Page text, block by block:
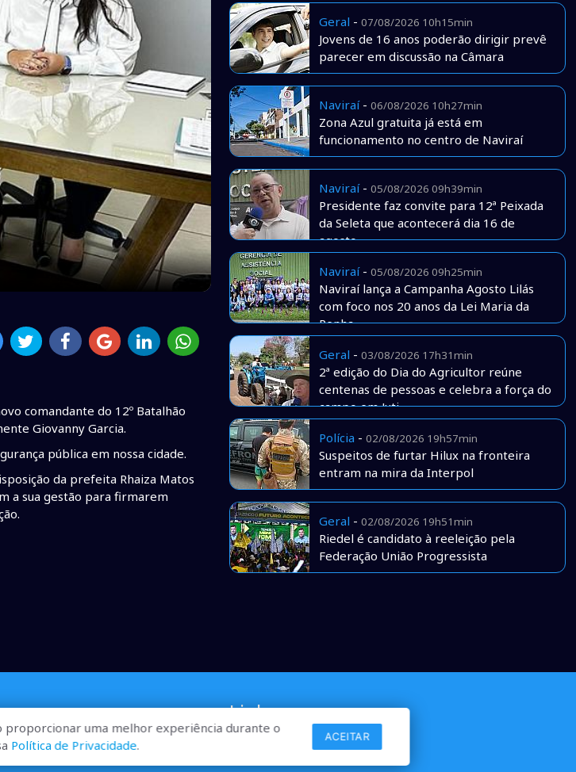
comandante do 12º Batalhão
Giovanny Garcia.
pública em nossa cidade.
da prefeita Rhaiza Matos
a sua gestão para firmarem
Geral - 07/08/2026 10h15min
Jovens de 16 anos poderão dirigir prevê
parecer em discussão na Câmara
Naviraí- 06/08/2026 10h27min
Zona Azul gratuita já está em
funcionamento no centro de Naviraí
Naviraí- 05/08/2026 09h39min
Presidente faz convite para 12ª Peixada
da Seleta que acontecerá dia 16 de
agosto
Naviraí- 05/08/2026 09h25min
Naviraí lança a Campanha Agosto Lilás
com foco nos 20 anos da Lei Maria da
Penha
Geral - 03/08/2026 17h31min
2ª edição do Dia do Agricultor reúne
centenas de pessoas e celebra a força do
campo em Juti
Polícia - 02/08/2026 19h57min
Suspeitos de furtar Hilux na fronteira
entram na mira da Interpol
Geral - 02/08/2026 19h51min
Riedel é candidato à reeleição pela
Federação União Progressista
Links
proporcionar uma melhor experiência durante o
Política de Privacidade.
ACEITAR